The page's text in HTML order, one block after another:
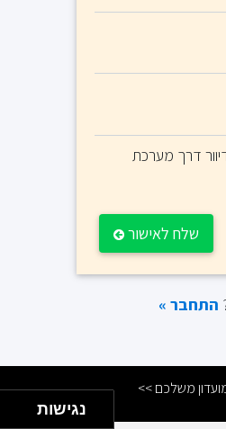
דרך מערכת
שלח לאישור
התחבר »
משלכם >>
נגישות